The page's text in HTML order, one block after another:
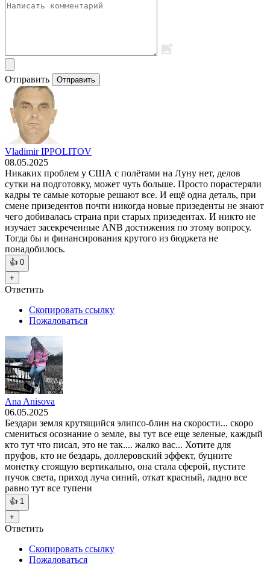
Отправить Отправить
Vladimir IPPOLITOV
08.05.2025
Никаких проблем у США с полётами на Луну нет, делов
сутки на подготовку, может чуть больше. Просто порастеряли
кадры те самые которые решают все. И ещё одна деталь, при
смене призедентов почти никогда новые призеденты не знают
чего добивалась страна при старых призедентах. И никто не
изучает засекреченные ANB достижения по этому вопросу.
Тогда бы и финансирования крутого из бюджета не
понадобилось.
👍 0
+
Ответить
Скопировать ссылку
Пожаловаться
Ana Anisova
06.05.2025
Бездари земля крутящийся элипсо-блин на скорости... скоро
смениться осознание о земле, вы тут все еще зеленые, каждый
кто тут что писал, это не так.... жалко вас... Хотите для
пруфов, кто не бездарь, доллеровский эффект, буцните
монетку стоящую вертикально, она стала сферой, пустите
пучок света, приход луча синий, откат красный, ладно все
равно тут все тупени
👍 1
+
Ответить
Скопировать ссылку
Пожаловаться